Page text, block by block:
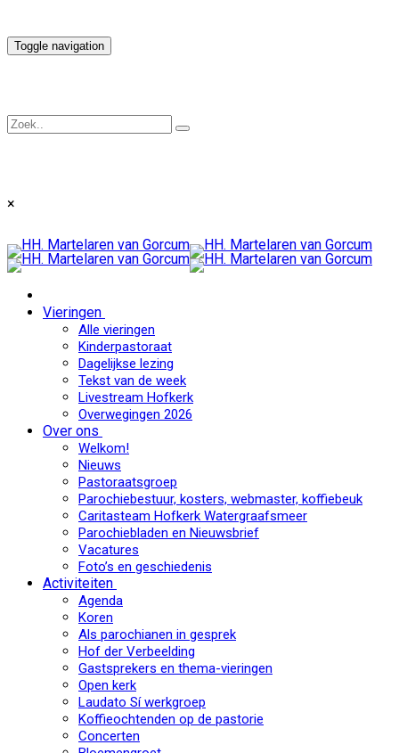
Toggle navigation
×
Vieringen
Alle vieringen
Kinderpastoraat
Dagelijkse lezing
Tekst van de week
Livestream Hofkerk
Overwegingen 2026
Over ons
Welkom!
Nieuws
Pastoraatsgroep
Parochiebestuur, kosters, webmaster, koffiebeuk
Caritasteam Hofkerk Watergraafsmeer
Parochiebladen en Nieuwsbrief
Vacatures
Foto’s en geschiedenis
Activiteiten
Agenda
Koren
Als parochianen in gesprek
Hof der Verbeelding
Gastsprekers en thema-vieringen
Open kerk
Laudato Sí werkgroep
Koffieochtenden op de pastorie
Concerten